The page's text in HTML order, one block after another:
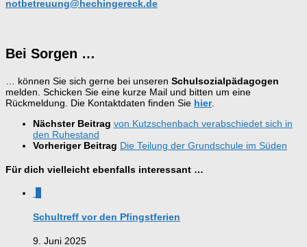
notbetreuung@hechingereck.de
Bei Sorgen …
… können Sie sich gerne bei unseren Schulsozialpädagogen
melden. Schicken Sie eine kurze Mail und bitten um eine
Rückmeldung. Die Kontaktdaten finden Sie hier.
Nächster Beitrag von Kutzschenbach verabschiedet sich in
den Ruhestand
Vorheriger Beitrag Die Teilung der Grundschule im Süden
Für dich vielleicht ebenfalls interessant …
Schultreff vor den Pfingstferien
9. Juni 2025